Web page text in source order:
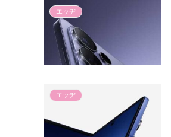
エッヂ
エッヂ